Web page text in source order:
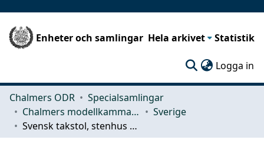
Enheter och samlingar Hela arkivet Statistik
Logga in
Chalmers ODR
Specialsamlingar
Chalmers modellkammare
Sverige
Svensk takstol, stenhus från 1880-talet